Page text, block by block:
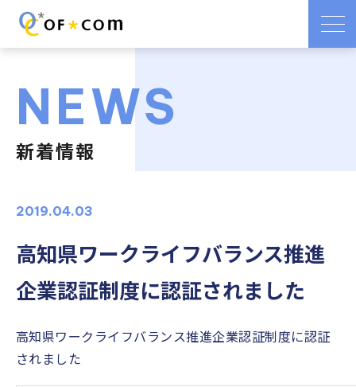
NEWS
新着情報
2019.04.03
高知県ワークライフバランス推進
企業認証制度に認証されました
高知県ワークライフバランス推進企業認証制度に認証
されました